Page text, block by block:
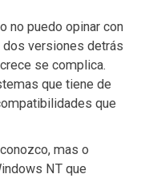
no puedo opinar con
versiones detrás
se complica.
que tiene de
que
mas o
NT que